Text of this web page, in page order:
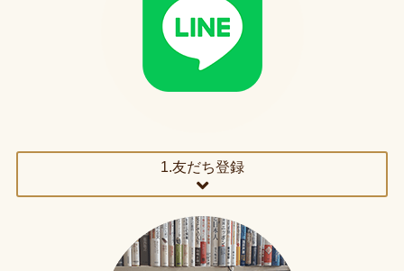
1.友だち登録